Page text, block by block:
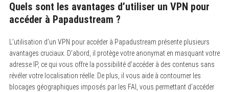
Quels sont les avantages d’utiliser un VPN pour
accéder à Papadustream ?
L’utilisation d’un VPN pour accéder à Papadustream présente plusieurs
avantages cruciaux. D’abord, il protège votre anonymat en masquant votre
adresse IP, ce qui vous offre la possibilité d’accéder à des contenus sans
révéler votre localisation réelle. De plus, il vous aide à contourner les
blocages géographiques imposés par les FAI, vous permettant d’accéder